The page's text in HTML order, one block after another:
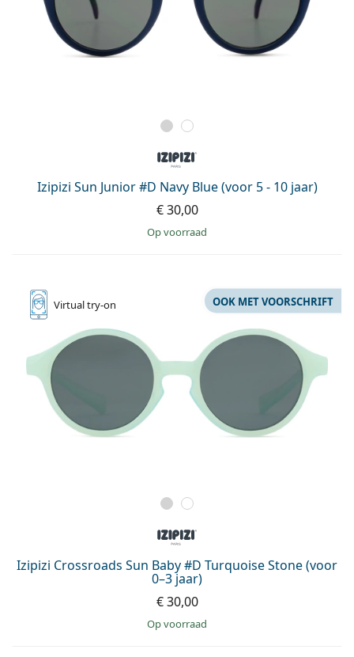
Izipizi Sun Junior #D Navy Blue (voor 5 - 10 jaar)
€ 30,00
op voorraad
Virtualtry-on
Izipizi Crossroads Sun Baby #D Turquoise Stone (voor
0–3 jaar)
OOK MET VOORSCHRIFT
€ 30,00
op voorraad